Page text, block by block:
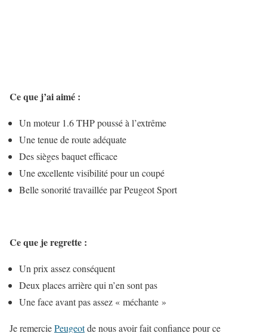
Ce que j’ai aimé :
Un moteur 1.6 THP poussé à l’extrême
Une tenue de route adéquate
Des sièges baquet efficace
Une excellente visibilité pour un coupé
Belle sonorité travaillée par Peugeot Sport
Ce que je regrette :
Un prix assez conséquent
Deux places arrière qui n’en sont pas
Une face avant pas assez « méchante »
Je remerciePeugeotde nous avoir fait confiance pour ce